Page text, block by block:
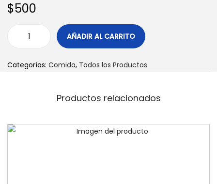
$500
AÑADIR AL CARRITO
Categorías: Comida, Todos los Productos
Productos relacionados